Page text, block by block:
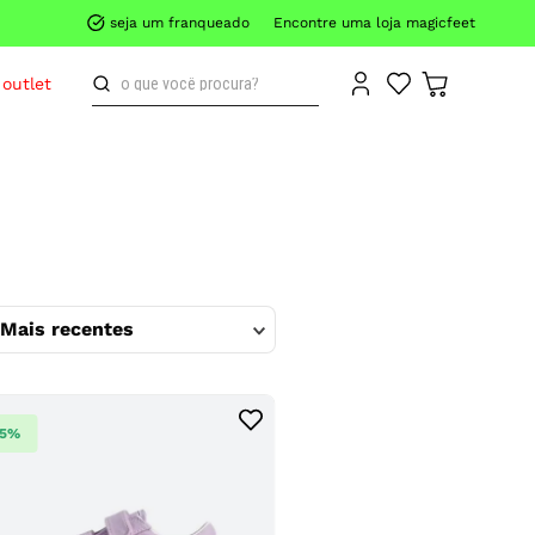
seja um franqueado Encontre uma loja magicfeet
outlet
o que você procura?
Mais recentes